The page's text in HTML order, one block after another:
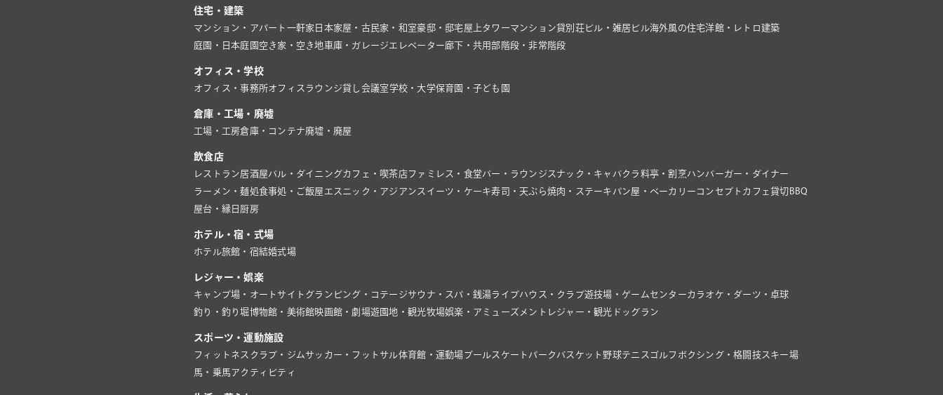
住宅・建築
マンション・アパート 一軒家 日本家屋・古民家・和室豪邸・邸宅屋上タワーマンション貸別荘ビル・雑居ビル海外風の住宅洋館・レトロ建築
庭園・日本庭園 空き家・空き地 車庫・ガレージ エレベーター廊下・共用部階段・非常階段
オフィス・学校
オフィス・事務所オフィスラウンジ貸し会議室学校・大学保育園・子ども園
倉庫・工場・廃墟
工場・工房倉庫・コンテナ廃墟・廃屋
飲食店
レストラン居酒屋バル・ダイニングカフェ・喫茶店ファミレス・食堂バー・ラウンジ スナック・キャバクラ 料亭・割烹ハンバーガー・ダイナー
ラーメン・麺処食事処・ご飯屋 エスニック・アジアン スイーツ・ケーキ寿司・天ぷら焼肉・ステーキ パン屋・ベーカリー コンセプトカフェ貸切BBQ
屋台・縁日 厨房
ホテル・宿・式場
ホテル旅館・宿結婚式場
レジャー・娯楽
キャンプ場・オートサイト グランピング・コテージサウナ・スパ・銭湯ライブハウス・クラブ遊技場・ゲームセンターカラオケ・ダーツ・卓球
釣り・釣り堀博物館・美術館映画館・劇場遊園地・観光牧場娯楽・アミューズメント レジャー・観光 ドッグラン
スポーツ・運動施設
フィットネスクラブ・ジム サッカー・フットサル体育館・運動場プールスケートパーク バスケット 野球テニス ゴルフ ボクシング・格闘技スキー場
馬・乗馬アクティビティ